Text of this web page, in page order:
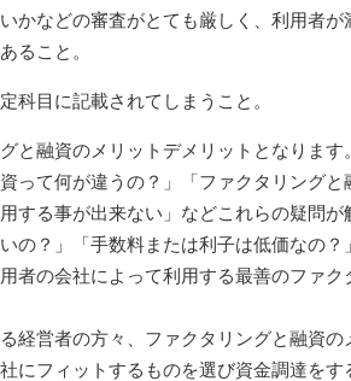
かなどの審査がとても厳しく、利用者
ること。
科目に記載されてしまうこと。
と融資のメリットデメリットとなります
資って何が違うの？」「ファクタリング
する事が出来ない」などこれらの疑問
の？」「手数料または利子は低価なの
者の会社によって利用する最善のファ
経営者の方々、ファクタリングと融資
にフィットするものを選び資金調達をす